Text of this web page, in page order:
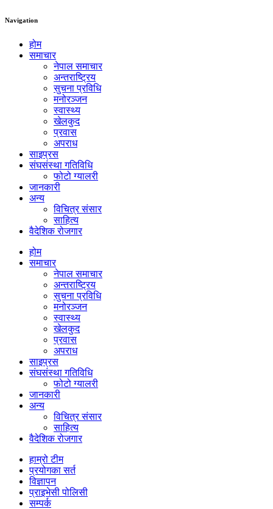
Navigation
होम
समाचार
नेपाल समाचार
अन्तराष्ट्रिय
सुचना प्रविधि
मनोरञ्जन
स्वास्थ्य
खेलकुद
प्रवास
अपराध
साइप्रस
संघसंस्था गतिविधि
फोटो ग्यालरी
जानकारी
अन्य
विचित्र संसार
साहित्य
वैदेशिक रोजगार
होम
समाचार
नेपाल समाचार
अन्तराष्ट्रिय
सुचना प्रविधि
मनोरञ्जन
स्वास्थ्य
खेलकुद
प्रवास
अपराध
साइप्रस
संघसंस्था गतिविधि
फोटो ग्यालरी
जानकारी
अन्य
विचित्र संसार
साहित्य
वैदेशिक रोजगार
हाम्रो टीम
प्रयोगका सर्त
विज्ञापन
प्राइभेसी पोलिसी
सम्पर्क